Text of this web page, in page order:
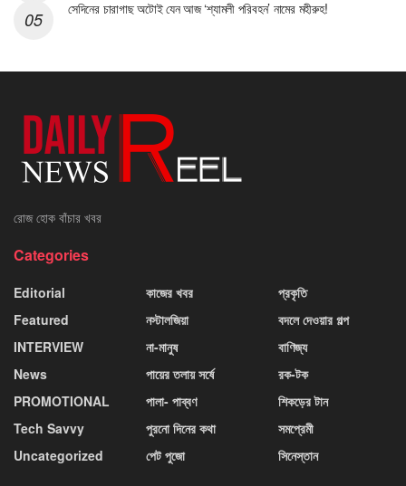
সেদিনের চারাগাছ অটোই যেন আজ ‘শ্যামলী পরিবহন’ নামের মহীরুহ!
রোজ হোক বাঁচার খবর
Categories
Editorial
Featured
INTERVIEW
News
PROMOTIONAL
Tech Savvy
Uncategorized
কাজের খবর
নস্টালজিয়া
না-মানুষ
পায়ের তলায় সর্ষে
পালা- পাব্বণ
পুরনো দিনের কথা
পেট পুজো
প্রকৃতি
বদলে দেওয়ার গল্প
বাণিজ্য
রক-টক
শিকড়ের টান
সমপ্রেমী
সিনেস্তান